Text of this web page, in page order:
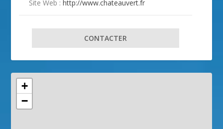
Site Web :http://www.chateauvert.fr
CONTACTER
+
−